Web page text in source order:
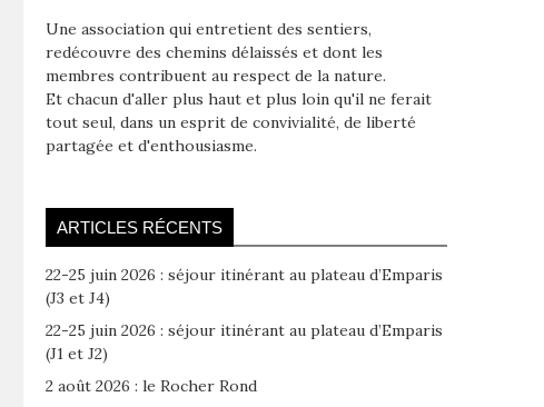
Une association qui entretient des sentiers,
redécouvre des chemins délaissés et dont les
membres contribuent au respect de la nature.
Et chacun d'aller plus haut et plus loin qu'il ne ferait
tout seul, dans un esprit de convivialité, de liberté
partagée et d'enthousiasme.
ARTICLES RÉCENTS
22-25 juin 2026 : séjour itinérant au plateau d’Emparis
(J3 et J4)
22-25 juin 2026 : séjour itinérant au plateau d’Emparis
(J1 et J2)
2 août 2026 : le Rocher Rond